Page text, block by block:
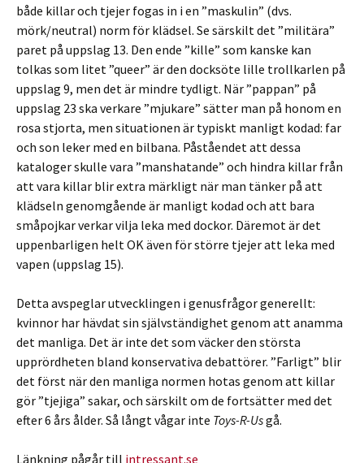
både killar och tjejer fogas in i en ”maskulin” (dvs.
mörk/neutral) norm för klädsel. Se särskilt det ”militära”
paret på uppslag 13. Den ende ”kille” som kanske kan
tolkas som litet ”queer” är den docksöte lille trollkarlen på
uppslag 9, men det är mindre tydligt. När ”pappan” på
uppslag 23 ska verkare ”mjukare” sätter man på honom en
rosa stjorta, men situationen är typiskt manligt kodad: far
och son leker med en bilbana. Påståendet att dessa
kataloger skulle vara ”manshatande” och hindra killar från
att vara killar blir extra märkligt när man tänker på att
klädseln genomgående är manligt kodad och att bara
småpojkar verkar vilja leka med dockor. Däremot är det
uppenbarligen helt OK även för större tjejer att leka med
vapen (uppslag 15).
Detta avspeglar utvecklingen i genusfrågor generellt:
kvinnor har hävdat sin självständighet genom att anamma
det manliga. Det är inte det som väcker den största
upprördheten bland konservativa debattörer. ”Farligt” blir
det först när den manliga normen hotas genom att killar
gör ”tjejiga” sakar, och särskilt om de fortsätter med det
efter 6 års ålder. Så långt vågar inte Toys-R-Usgå.
Länkning pågår till intressant.se